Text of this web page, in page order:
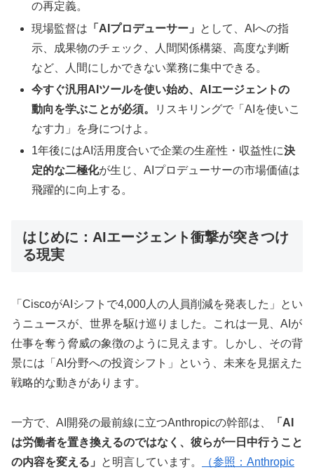
の再定義。
現場監督は 「AIプロデューサー」
として、AIへの指
示、成果物のチェック、人間関係構築、高度な判断
など、人間にしかできない業務に集中できる。
今すぐ汎用AIツールを使い始め、AIエージェントの
動向を学ぶことが必須。
リスキリングで「AIを使いこ
なす力」を身につけよ。
1年後にはAI活用度合いで企業の生産性・収益性に決
定的な二極化が生じ、AIプロデューサーの市場価値は
飛躍的に向上する。
はじめに：AIエージェント衝撃が突きつけ
る現実
「CiscoがAIシフトで4,000人の人員削減を発表した」とい
うニュースが、世界を駆け巡りました。これは一見、AIが
仕事を奪う脅威の象徴のように見えます。しかし、その背
景には「AI分野への投資シフト」という、未来を見据えた
戦略的な動きがあります。
一方で、AI開発の最前線に立つAnthropicの幹部は、
「AI
は労働者を置き換えるのではなく、彼らが一日中行うこと
の内容を変える」
と明言しています。
（参照：Anthropic